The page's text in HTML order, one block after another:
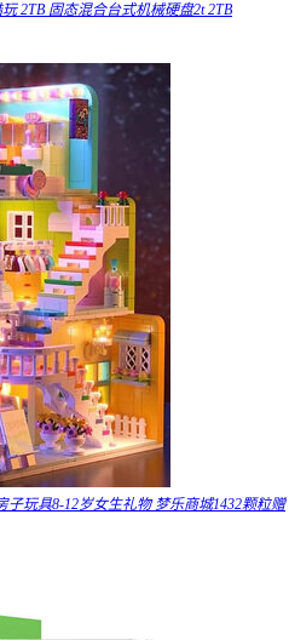
2TB 固态混合台式机械硬盘2t 2TB
玩具8-12岁女生礼物 梦乐商城1432颗粒赠